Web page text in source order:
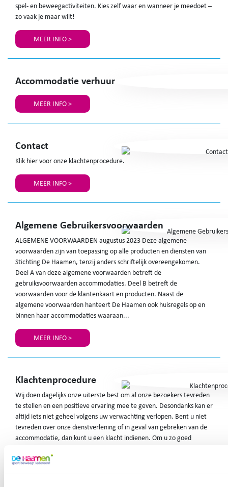
spel- en beweegactiviteiten. Kies zelf waar en wanneer je meedoet –
zo vaak je maar wilt!
MEER INFO >
Accommodatie verhuur
MEER INFO >
Contact
Klik hier voor onze klachtenprocedure.
MEER INFO >
Algemene Gebruikersvoorwaarden
ALGEMENE VOORWAARDEN augustus 2023 Deze algemene
voorwaarden zijn van toepassing op alle producten en diensten van
Stichting De Haamen, tenzij anders schriftelijk overeengekomen.
Deel A van deze algemene voorwaarden betreft de
gebruiksvoorwaarden accommodaties. Deel B betreft de
voorwaarden voor de klantenkaart en producten. Naast de
algemene voorwaarden hanteert De Haamen ook huisregels op en
binnen haar accommodaties waaraan...
MEER INFO >
Klachtenprocedure
Wij doen dagelijks onze uiterste best om al onze bezoekers tevreden
te stellen en een positieve ervaring mee te geven. Desondanks kan er
altijd iets niet geheel volgens uw verwachting verlopen. Bent u niet
tevreden over onze dienstverlening of in geval van gebreken van de
accommodatie, dan kunt u een klacht indienen. Om u zo goed
klachtenprocedure te volgen. STAP 1: Mondeling bij het personeel